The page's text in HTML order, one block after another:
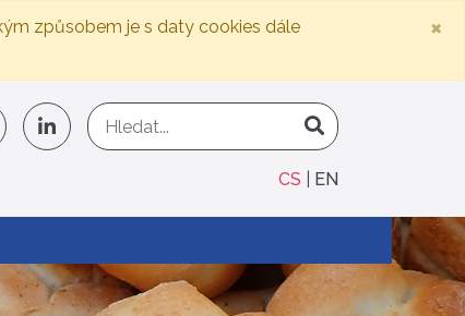
způsobem je s daty cookies dále
×
CS EN